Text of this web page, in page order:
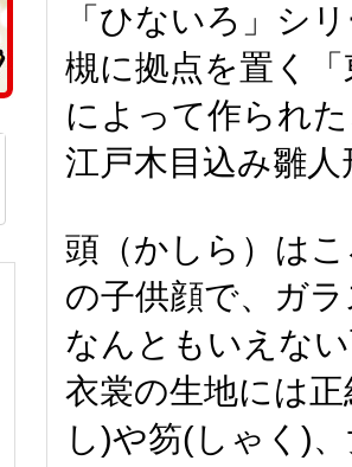
「ひないろ」シ
槻に拠点を置く
によって作られ
江戸木目込み雛人
頭（かしら）は
の子供顔で、ガ
なんともいえな
衣裳の生地には
し)や笏(しゃく)